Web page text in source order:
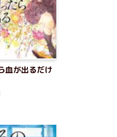
血が出るだけ